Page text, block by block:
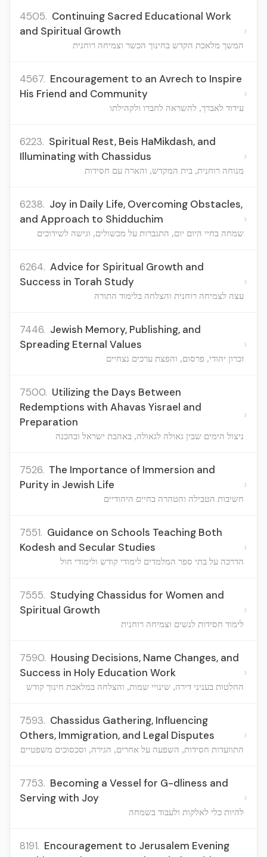
4505. Continuing Sacred Educational Work
and Spiritual Growth
המשך מלאכת הקדש בחינוך הכשר וצמיחה רוחנית
›
4567. Encouragement to an Avrech to Inspire
His Friend and Community
עידוד לאברך, להשראה לחברו ולקהילתו
›
6223. Spiritual Rest, Beis HaMikdash, and
Illuminating with Chassidus
מנוחה רוחנית, בית המקדש, והארה עם חסידות
›
6238. Joy in Daily Life, Overcoming Obstacles,
and Approach to Shidduchim
שמחה בחיי היום יום, התגברות על מכשולים, וגישה לשידוכים
›
6264. Advice for Spiritual Growth and
Success in Torah Study
עצה לצמיחה רוחנית והצלחה בלימוד התורה
›
7446. Jewish Memory, Publishing, and
Spreading Eternal Values
זכרון יהודי, פרסום, והפצת ערכים נצחיים
›
7500. Utilizing the Days Between
Redemptions with Ahavas Yisrael and
Preparation
ניצול הימים שבין גאולה לגאולה, באהבת ישראל ובהכנה
›
7526. The Importance of Immersion and
Purity in Jewish Life
חשיבות הטבילה והטהרה בחיים היהודיים
›
7551. Guidance on Schools Teaching Both
Kodesh and Secular Studies
הדרכה על בתי ספר המלמדים לימודי קודש ולימודי חול
›
7555. Studying Chassidus for Women and
Spiritual Growth
לימוד חסידות לנשים וצמיחה רוחנית
›
7590. Housing Decisions, Name Changes, and
Success in Holy Education Work
החלטות בעניני דירה, שינויי שמות, והצלחה במלאכת חינוך קודש
›
7593. Chassidus Gathering, Influencing
Others, Immigration, and Legal Disputes
התוועדות חסידות, השפעה על אחרים, הגירה, וסכסוכים משפטיים
›
7753. Becoming a Vessel for G-dliness and
Serving with Joy
להיות כלי לאלקות ולעבוד בשמחה
›
8191. Encouragement to Jerusalem Evening